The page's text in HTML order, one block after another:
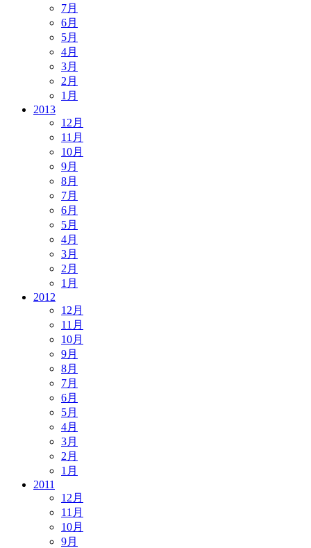
7月
6月
5月
4月
3月
2月
1月
2013
12月
11月
10月
9月
8月
7月
6月
5月
4月
3月
2月
1月
2012
12月
11月
10月
9月
8月
7月
6月
5月
4月
3月
2月
1月
2011
12月
11月
10月
9月